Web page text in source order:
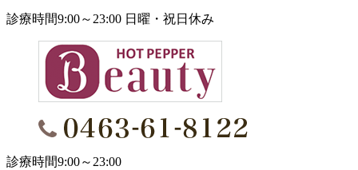
診療時間9:00～23:00 日曜・祝日休み
診療時間9:00～23:00